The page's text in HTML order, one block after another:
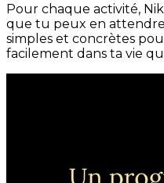
Pour chaque activité,
que tu peux en
simples et concrètes
facilement dans ta vie